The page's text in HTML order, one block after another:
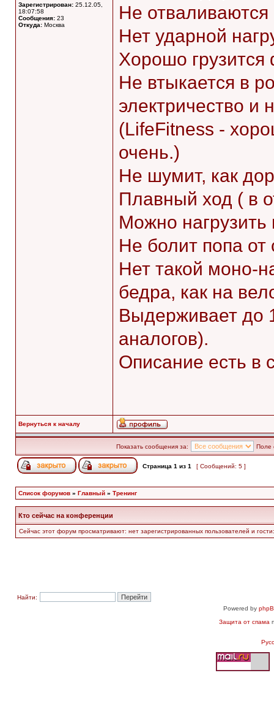
Зарегистрирован: 25.12.05,
18:07:58
Сообщения: 23
Откуда: Москва
Не отваливаются
Нет ударной
Хорошо
Не втыкается в
электричество и
(LifeFitness -
очень.)
Не шумит, как
Плавный ход ( в
Можно нагрузить
Не болит попа
Нет такой моно-
бедра, как на
Выдерживает до
аналогов).
Описание есть в
Вернуться к началу
Показать сообщения за: Поле
Страница 1 из 1 [ Сообщений: 5 ]
Список форумов » Главный » Тренинг
Кто сейчас на конференции
Сейчас этот форум просматривают: нет зарегистрированных пользователей и
Найти:
Powered by
Защита от спама